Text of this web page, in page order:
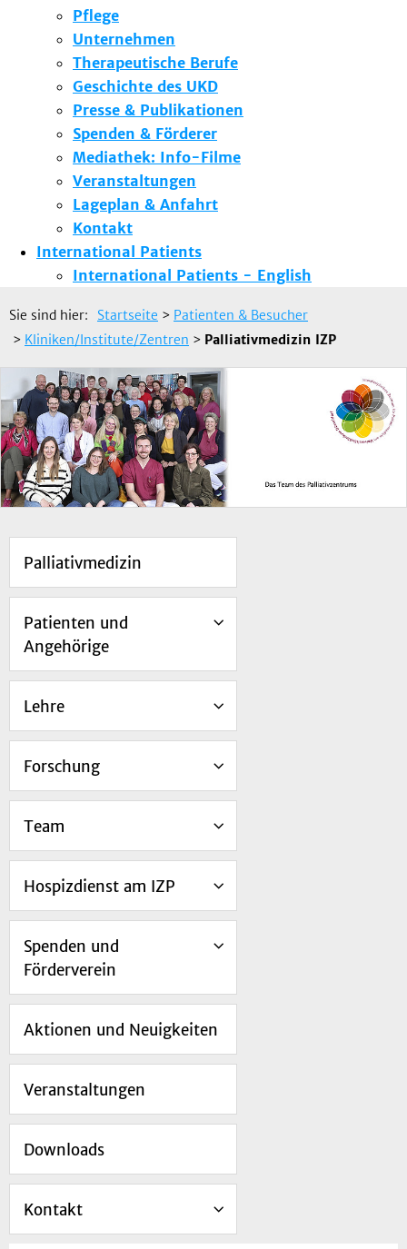
Pflege
Unternehmen
Therapeutische Berufe
Geschichte des UKD
Presse & Publikationen
Spenden & Förderer
Mediathek: Info-Filme
Veranstaltungen
Lageplan & Anfahrt
Kontakt
International Patients
International Patients - English
Sie sind hier: Startseite > Patienten & Besucher
> Kliniken/Institute/Zentren > Palliativmedizin IZP
Palliativmedizin
Patienten und
Angehörige
Lehre
Forschung
Team
Hospizdienst am IZP
Spenden und
Förderverein
Aktionen und Neuigkeiten
Veranstaltungen
Downloads
Kontakt